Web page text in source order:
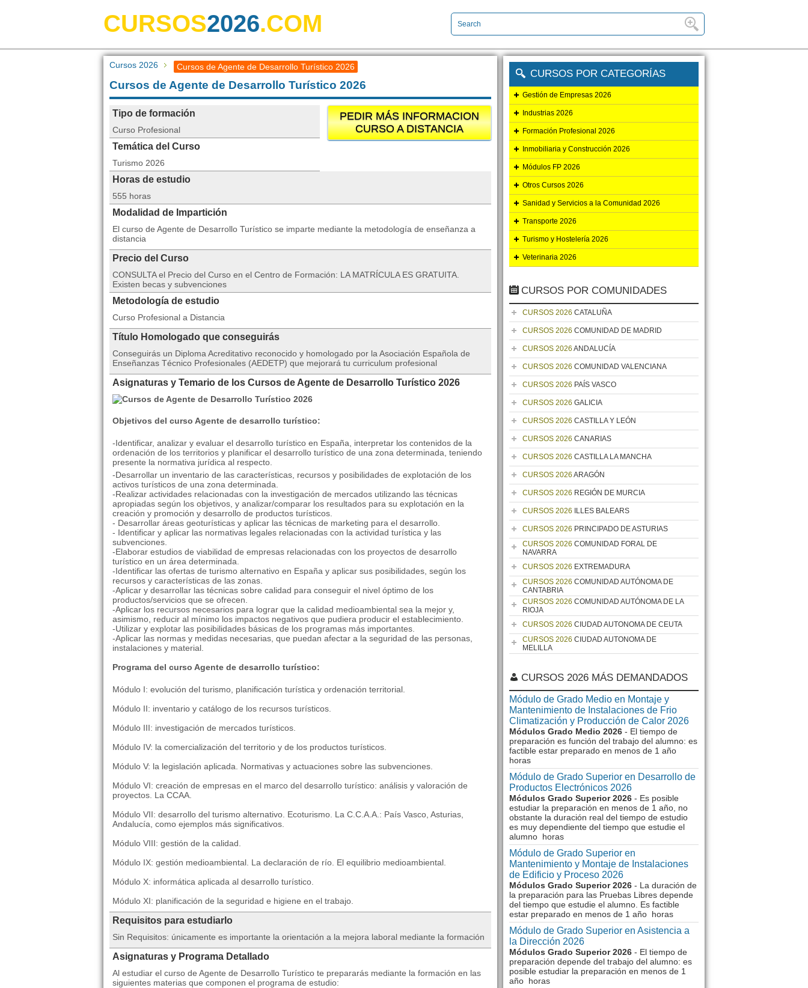
CURSOS2026.COM
Cursos 2026 Cursos de Agente de Desarrollo Turístico 2026
Cursos de Agente de Desarrollo Turístico 2026
PEDIR MÁS INFORMACION
CURSO A DISTANCIA
Tipo de formación
Curso Profesional
Temática del Curso
Turismo 2026
Horas de estudio
555 horas
Modalidad de Impartición
El curso de Agente de Desarrollo Turístico se imparte mediante la metodología de enseñanza a
distancia
Precio del Curso
CONSULTA el Precio del Curso en el Centro de Formación: LA MATRÍCULA ES GRATUITA.
Existen becas y subvenciones
Metodología de estudio
Curso Profesional a Distancia
Título Homologado que conseguirás
Conseguirás un Diploma Acreditativo reconocido y homologado por la Asociación Española de
Enseñanzas Técnico Profesionales (AEDETP) que mejorará tu curriculum profesional
Asignaturas y Temario de los Cursos de Agente de Desarrollo Turístico 2026
Objetivos del curso Agente de desarrollo turístico:
-Identificar, analizar y evaluar el desarrollo turístico en España, interpretar los contenidos de la
ordenación de los territorios y planificar el desarrollo turístico de una zona determinada, teniendo
presente la normativa jurídica al respecto.
-Desarrollar un inventario de las características, recursos y posibilidades de explotación de los
activos turísticos de una zona determinada.
-Realizar actividades relacionadas con la investigación de mercados utilizando las técnicas
apropiadas según los objetivos, y analizar/comparar los resultados para su explotación en la
creación y promoción y desarrollo de productos turísticos.
- Desarrollar áreas geoturísticas y aplicar las técnicas de marketing para el desarrollo.
- Identificar y aplicar las normativas legales relacionadas con la actividad turística y las
subvenciones.
-Elaborar estudios de viabilidad de empresas relacionadas con los proyectos de desarrollo
turístico en un área determinada.
-Identificar las ofertas de turismo alternativo en España y aplicar sus posibilidades, según los
recursos y características de las zonas.
-Aplicar y desarrollar las técnicas sobre calidad para conseguir el nivel óptimo de los
productos/servicios que se ofrecen.
-Aplicar los recursos necesarios para lograr que la calidad medioambiental sea la mejor y,
asimismo, reducir al mínimo los impactos negativos que pudiera producir el establecimiento.
-Utilizar y explotar las posibilidades básicas de los programas más importantes.
-Aplicar las normas y medidas necesarias, que puedan afectar a la seguridad de las personas,
instalaciones y material.
Programa del curso Agente de desarrollo turístico:
Módulo I: evolución del turismo, planificación turística y ordenación territorial.
Módulo II: inventario y catálogo de los recursos turísticos.
Módulo III: investigación de mercados turísticos.
Módulo IV: la comercialización del territorio y de los productos turísticos.
Módulo V: la legislación aplicada. Normativas y actuaciones sobre las subvenciones.
Módulo VI: creación de empresas en el marco del desarrollo turístico: análisis y valoración de
proyectos. La CCAA.
Módulo VII: desarrollo del turismo alternativo. Ecoturismo. La C.C.A.A.: País Vasco, Asturias,
Andalucía, como ejemplos más significativos.
Módulo VIII: gestión de la calidad.
Módulo IX: gestión medioambiental. La declaración de río. El equilibrio medioambiental.
Módulo X: informática aplicada al desarrollo turístico.
Módulo XI: planificación de la seguridad e higiene en el trabajo.
Requisitos para estudiarlo
Sin Requisitos: únicamente es importante la orientación a la mejora laboral mediante la formación
Asignaturas y Programa Detallado
Al estudiar el curso de Agente de Desarrollo Turístico te prepararás mediante la formación en las
siguientes materias que componen el programa de estudio:
CURSOS POR CATEGORÍAS
Gestión de Empresas 2026
Industrias 2026
Formación Profesional 2026
Inmobiliaria y Construcción 2026
Módulos FP 2026
Otros Cursos 2026
Sanidad y Servicios a la Comunidad 2026
Transporte 2026
Turismo y Hostelería 2026
Veterinaria 2026
CURSOS POR COMUNIDADES
CURSOS 2026 CATALUÑA
CURSOS 2026 COMUNIDAD DE MADRID
CURSOS 2026 ANDALUCÍA
CURSOS 2026 COMUNIDAD VALENCIANA
CURSOS 2026 PAÍS VASCO
CURSOS 2026 GALICIA
CURSOS 2026 CASTILLA Y LEÓN
CURSOS 2026 CANARIAS
CURSOS 2026 CASTILLA LA MANCHA
CURSOS 2026 ARAGÓN
CURSOS 2026 REGIÓN DE MURCIA
CURSOS 2026 ILLES BALEARS
CURSOS 2026 PRINCIPADO DE ASTURIAS
CURSOS 2026 COMUNIDAD FORAL DE
NAVARRA
CURSOS 2026 EXTREMADURA
CURSOS 2026 COMUNIDAD AUTÓNOMA DE
CANTABRIA
CURSOS 2026 COMUNIDAD AUTÓNOMA DE LA
RIOJA
CURSOS 2026 CIUDAD AUTONOMA DE CEUTA
CURSOS 2026 CIUDAD AUTONOMA DE
MELILLA
CURSOS 2026 MÁS DEMANDADOS
Módulo de Grado Medio en Montaje y
Mantenimiento de Instalaciones de Frio
Climatización y Producción de Calor 2026
Módulos Grado Medio 2026 - El tiempo de
preparación es función del trabajo del alumno: es
factible estar preparado en menos de 1 año
horas
Módulo de Grado Superior en Desarrollo de
Productos Electrónicos 2026
Módulos Grado Superior 2026 - Es posible
estudiar la preparación en menos de 1 año, no
obstante la duración real del tiempo de estudio
es muy dependiente del tiempo que estudie el
alumno horas
Módulo de Grado Superior en
Mantenimiento y Montaje de Instalaciones
de Edificio y Proceso 2026
Módulos Grado Superior 2026 - La duración de
la preparación para las Pruebas Libres depende
del tiempo que estudie el alumno. Es factible
estar preparado en menos de 1 año horas
Módulo de Grado Superior en Asistencia a
la Dirección 2026
Módulos Grado Superior 2026 - El tiempo de
preparación depende del trabajo del alumno: es
posible estudiar la preparación en menos de 1
año horas